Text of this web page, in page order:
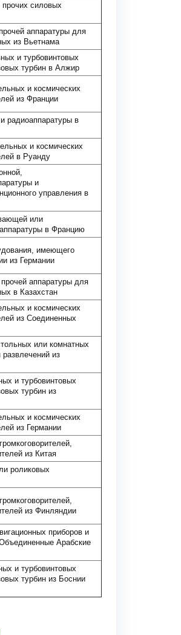
прочих силовых
аппаратуры для
из Вьетнама
и турбовинтовых
турбин в Алжир
и космических
из Франции
радиоаппаратуры в
и космических
в Руанду
и
управления в
или
в Францию
имеющего
из Германии
аппаратуры для
в Казахстан
и космических
из Соединенных
или комнатных
развлечений из
и турбовинтовых
турбин из
и космических
из Германии
из Китая
роликовых
из Финляндии
приборов и
Арабские
и турбовинтовых
турбин из Боснии